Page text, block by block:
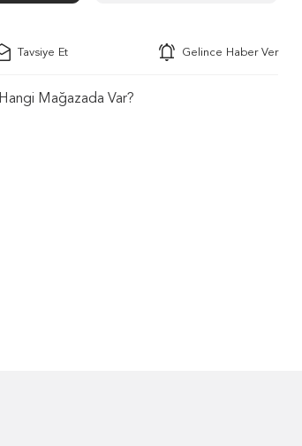
Tavsiye Et Gelince Haber Ver
Hangi Mağazada Var?